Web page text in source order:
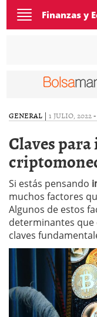
Toggle
navigation
Finanzas y
GENERAL | 1 JULIO, 2022-
Claves
Si estás pensando
muchos factores
Algunos de estos
determinantes
claves